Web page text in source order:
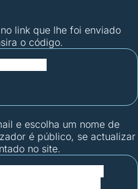
link que lhe foi enviado
o código.
e escolha um nome de
é público, se actualizar
no site.